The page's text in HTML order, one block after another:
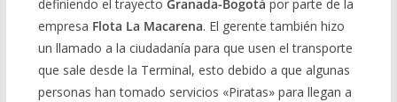
definiendo el trayecto Granada-Bogotá por parte de la
empresa Flota La Macarena. El gerente también hizo
un llamado a la ciudadanía para que usen el transporte
que sale desde la Terminal, esto debido a que algunas
personas han tomado servicios «Piratas» para llegan a